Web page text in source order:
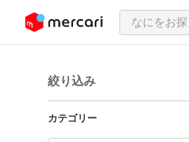
ツにスキップ
絞り込み
カテゴリー